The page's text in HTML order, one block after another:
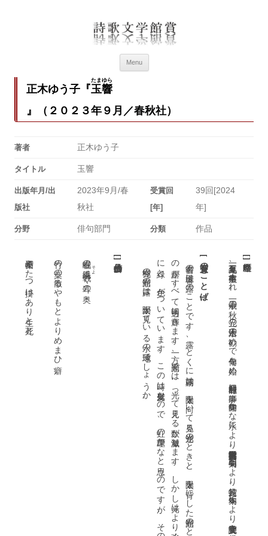
詩歌文学館賞
Menu
正木ゆう子『玉響
たまゆら
』（２０２３年９月／春秋社）
著者 正木ゆう子
タイトル 玉響
出版年月/出
版社
2023年9月/春
秋社
受賞回
[年]
39回[2024
年]
分野 俳句部門 分類 作品
[
]
一九五二年夏至、熊本市生まれ。二十一歳の秋、兄の正木浩一の勧めで俳句を始め、能村登四郎に師事。句集『静かな水』により芸術選奨文部科学大臣賞、句集『羽羽』により蛇笏賞、本句集により読売文学賞を受賞。二
[
受賞のことば
]
。
究極の順光の露は、太陽が見ている水の地球でしょうか。
[
]
春眠の繊毛
そよ
ぐ耳の奥
竹の葉の散るやもとよりめまひ癖
夏帽子ふたつ掛けあり生と死と